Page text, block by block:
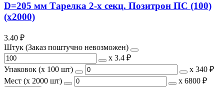
D=205 мм Тарелка 2-х секц. Позитрон ПС (100)
(х2000)
3.40 ₽
Штук (Заказ поштучно невозможен)
х 3.4 ₽
Упаковок (x 100 шт)
х 340 ₽
Мест (x 2000 шт)
х 6800 ₽